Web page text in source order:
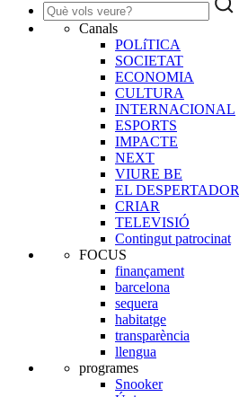
Canals
POLíTICA
SOCIETAT
ECONOMIA
CULTURA
INTERNACIONAL
ESPORTS
IMPACTE
NEXT
VIURE BE
EL DESPERTADOR
CRIAR
TELEVISIÓ
Contingut patrocinat
FOCUS
finançament
barcelona
sequera
habitatge
transparència
llengua
programes
Snooker